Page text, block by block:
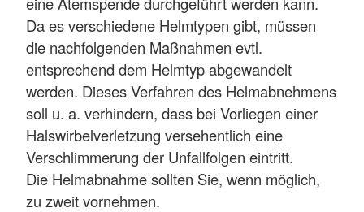
Da es verschiedene Helmtypen gibt, müssen
die nachfolgenden Maßnahmen evtl.
entsprechend dem Helmtyp abgewandelt
werden. Dieses Verfahren des Helmabnehmens
soll u. a. verhindern, dass bei Vorliegen einer
Halswirbelverletzung versehentlich eine
Verschlimmerung der Unfallfolgen eintritt.
Die Helmabnahme sollten Sie, wenn möglich,
zu zweit vornehmen.